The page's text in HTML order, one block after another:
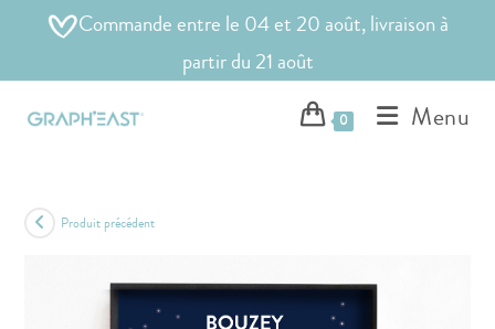
Commande entre le 04 et 20 août, livraison à
partir du 21 août
0 Menu
Produit précédent